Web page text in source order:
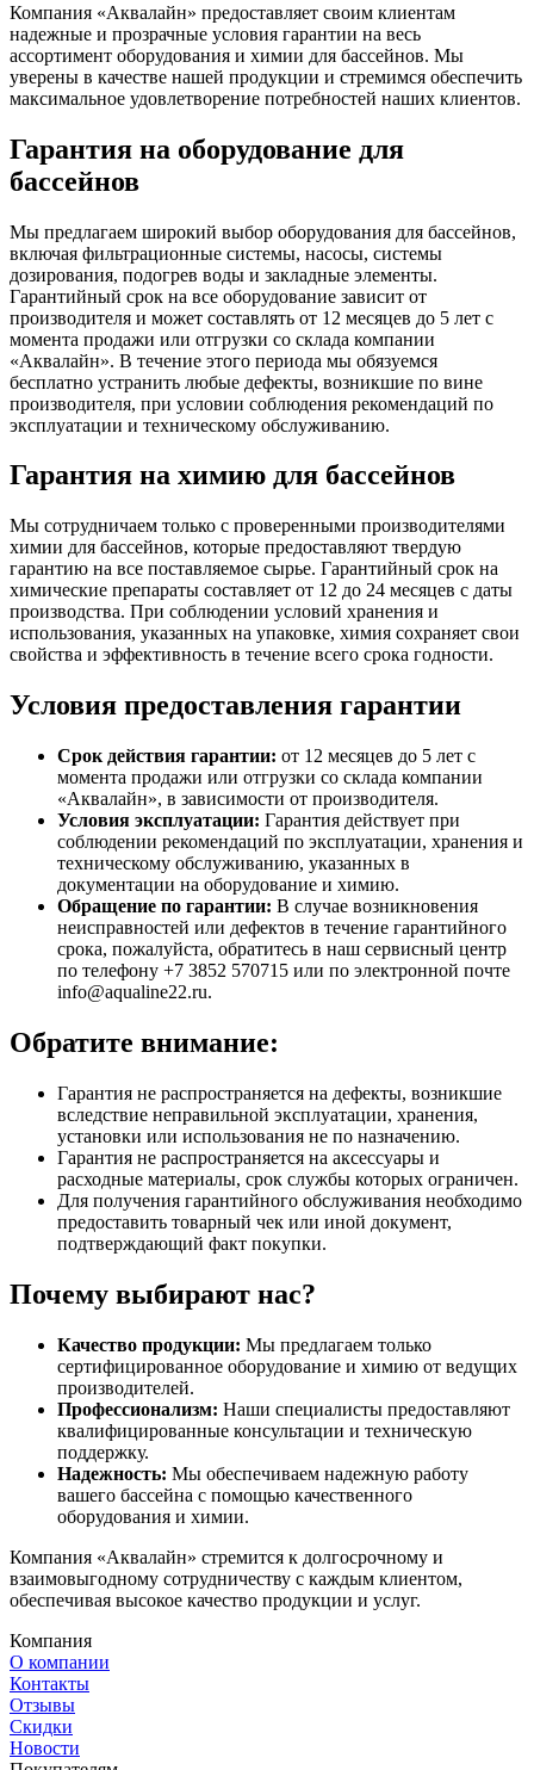
Компания «Аквалайн» предоставляет своим клиентам
надежные и прозрачные условия гарантии на весь
ассортимент оборудования и химии для бассейнов. Мы
уверены в качестве нашей продукции и стремимся обеспечить
максимальное удовлетворение потребностей наших клиентов.
Гарантия на оборудование для
бассейнов
Мы предлагаем широкий выбор оборудования для бассейнов,
включая фильтрационные системы, насосы, системы
дозирования, подогрев воды и закладные элементы.
Гарантийный срок на все оборудование зависит от
производителя и может составлять от 12 месяцев до 5 лет с
момента продажи или отгрузки со склада компании
«Аквалайн». В течение этого периода мы обязуемся
бесплатно устранить любые дефекты, возникшие по вине
производителя, при условии соблюдения рекомендаций по
эксплуатации и техническому обслуживанию.
Гарантия на химию для бассейнов
Мы сотрудничаем только с проверенными производителями
химии для бассейнов, которые предоставляют твердую
гарантию на все поставляемое сырье. Гарантийный срок на
химические препараты составляет от 12 до 24 месяцев с даты
производства. При соблюдении условий хранения и
использования, указанных на упаковке, химия сохраняет свои
свойства и эффективность в течение всего срока годности.
Условия предоставления гарантии
Срок действия гарантии: от 12 месяцев до 5 лет с
момента продажи или отгрузки со склада компании
«Аквалайн», в зависимости от производителя.
Условия эксплуатации: Гарантия действует при
соблюдении рекомендаций по эксплуатации, хранения и
техническому обслуживанию, указанных в
документации на оборудование и химию.
Обращение по гарантии: В случае возникновения
неисправностей или дефектов в течение гарантийного
срока, пожалуйста, обратитесь в наш сервисный центр
по телефону +7 3852 570715 или по электронной почте
info@aqualine22.ru.
Обратите внимание:
Гарантия не распространяется на дефекты, возникшие
вследствие неправильной эксплуатации, хранения,
установки или использования не по назначению.
Гарантия не распространяется на аксессуары и
расходные материалы, срок службы которых ограничен.
Для получения гарантийного обслуживания необходимо
предоставить товарный чек или иной документ,
подтверждающий факт покупки.
Почему выбирают нас?
Качество продукции: Мы предлагаем только
сертифицированное оборудование и химию от ведущих
производителей.
Профессионализм: Наши специалисты предоставляют
квалифицированные консультации и техническую
поддержку.
Надежность: Мы обеспечиваем надежную работу
вашего бассейна с помощью качественного
оборудования и химии.
Компания «Аквалайн» стремится к долгосрочному и
взаимовыгодному сотрудничеству с каждым клиентом,
обеспечивая высокое качество продукции и услуг.
Компания
О компании
Контакты
Отзывы
Скидки
Новости